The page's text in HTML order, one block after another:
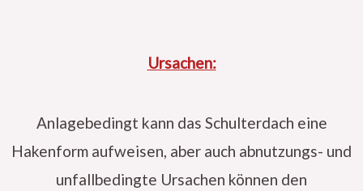
Ursachen:
Anlagebedingt kann das Schulterdach eine
Hakenform aufweisen, aber auch abnutzungs- und
unfallbedingte Ursachen können den